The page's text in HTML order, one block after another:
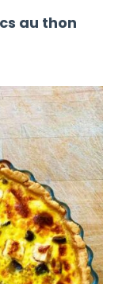
au thon